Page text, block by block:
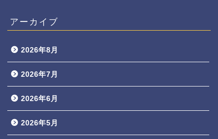
アーカイブ
2026年8月
2026年7月
2026年6月
2026年5月